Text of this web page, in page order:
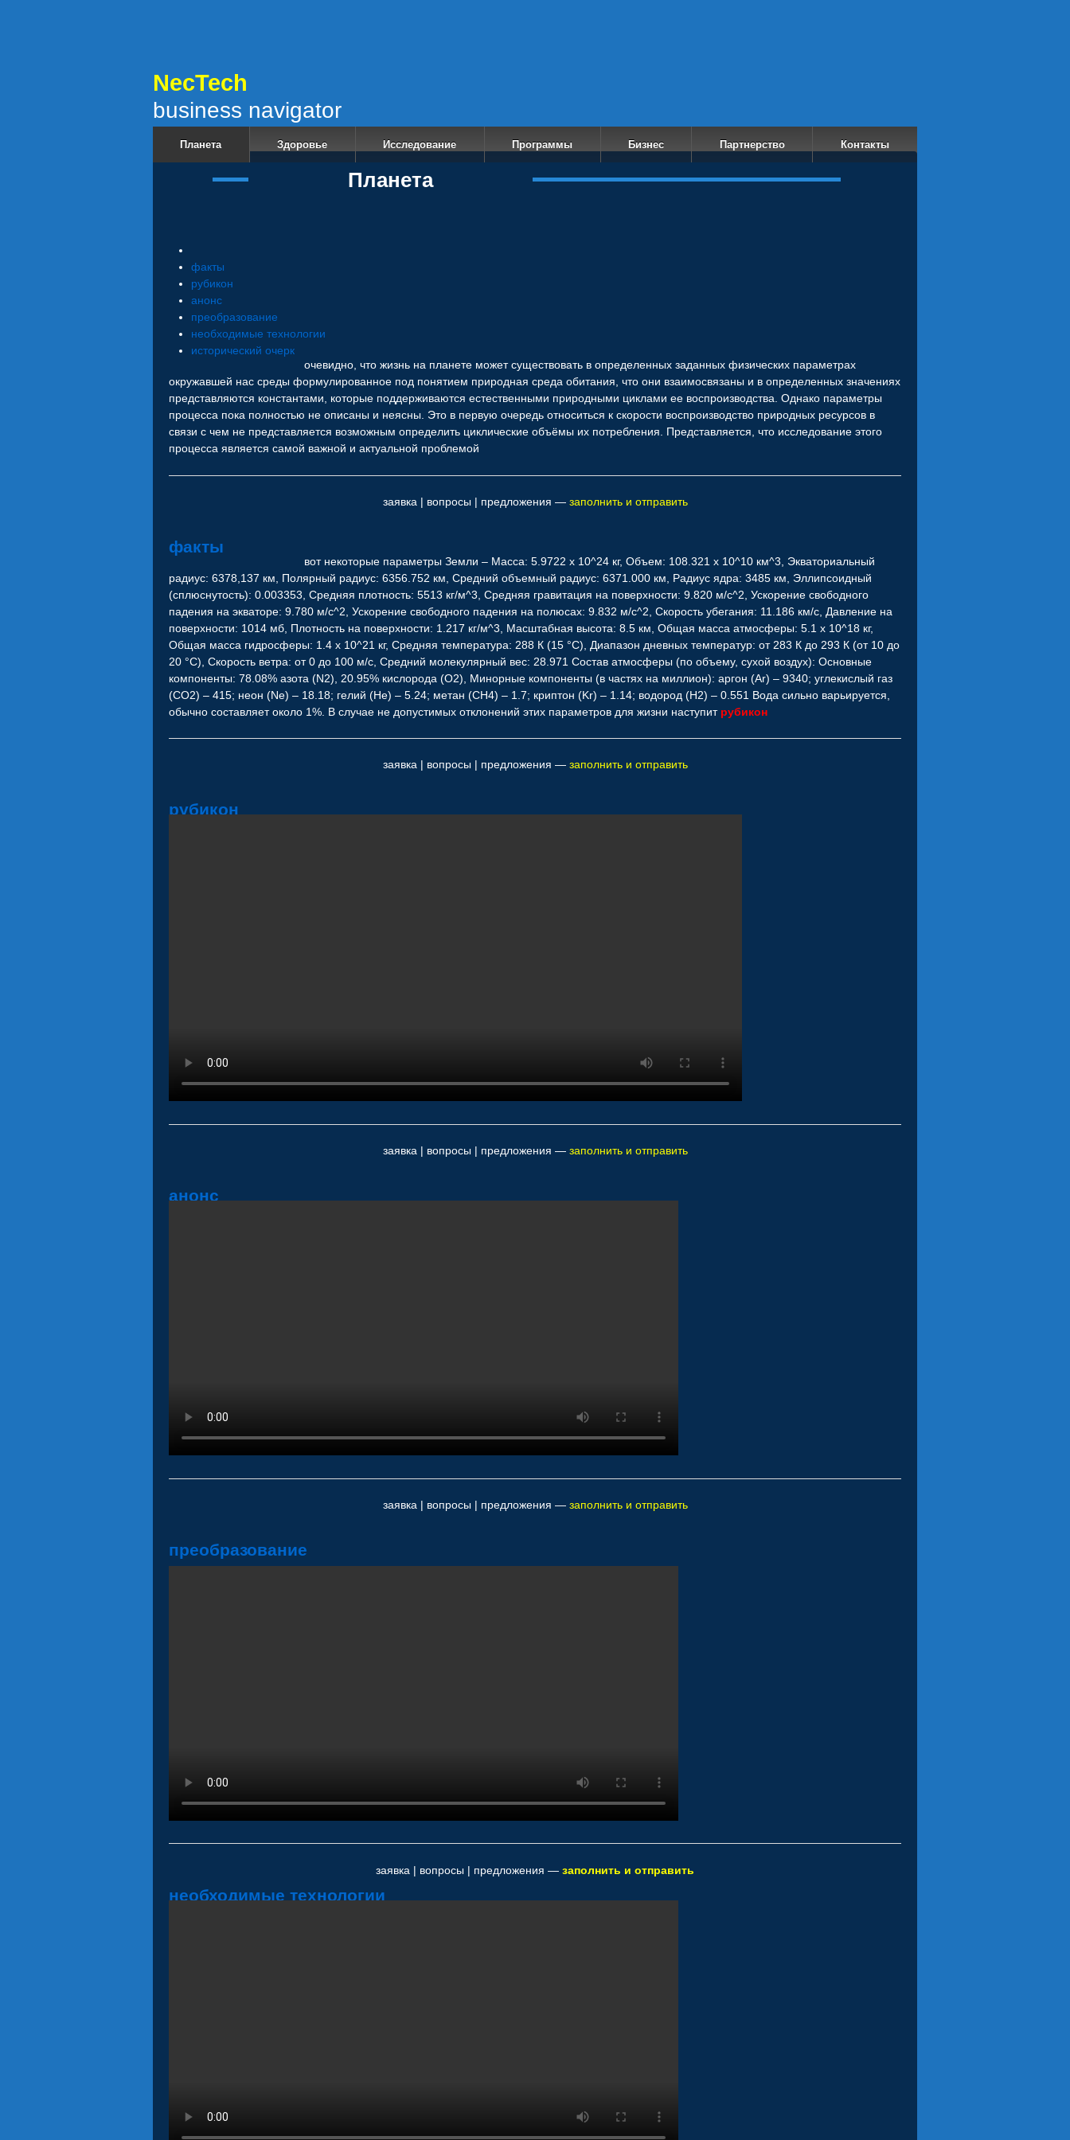
NecTech
business navigator
Планета Здоровье Исследование Программы Бизнес Партнерство Контакты
Планета
факты
рубикон
анонс
преобразование
необходимые технологии
исторический очерк
очевидно, что жизнь на планете может существовать в определенных заданных физических параметрах
окружавшей нас среды формулированное под понятием природная среда обитания, что они взаимосвязаны и в определенных значениях
представляются константами, которые поддерживаются естественными природными циклами ее воспроизводства. Однако параметры
процесса пока полностью не описаны и неясны. Это в первую очередь относиться к скорости воспроизводство природных ресурсов в
связи с чем не представляется возможным определить циклические объёмы их потребления. Представляется, что исследование этого
процесса является самой важной и актуальной проблемой
заявка | вопросы | предложения — заполнить и отправить
факты
вот некоторые параметры Земли – Масса: 5.9722 x 10^24 кг, Объем: 108.321 х 10^10 км^3, Экваториальный
радиус: 6378,137 км, Полярный радиус: 6356.752 км, Средний объемный радиус: 6371.000 км, Радиус ядра: 3485 км, Эллипсоидный
(сплюснутость): 0.003353, Средняя плотность: 5513 кг/м^3, Средняя гравитация на поверхности: 9.820 м/с^2, Ускорение свободного
падения на экваторе: 9.780 м/с^2, Ускорение свободного падения на полюсах: 9.832 м/с^2, Скорость убегания: 11.186 км/с, Давление на
поверхности: 1014 мб, Плотность на поверхности: 1.217 кг/м^3, Масштабная высота: 8.5 км, Общая масса атмосферы: 5.1 x 10^18 кг,
Общая масса гидросферы: 1.4 x 10^21 кг, Средняя температура: 288 К (15 °C), Диапазон дневных температур: от 283 К до 293 К (от 10 до
20 °C), Скорость ветра: от 0 до 100 м/с, Средний молекулярный вес: 28.971 Состав атмосферы (по объему, сухой воздух): Основные
компоненты: 78.08% азота (N2), 20.95% кислорода (O2), Минорные компоненты (в частях на миллион): аргон (Ar) – 9340; углекислый газ
(CO2) – 415; неон (Ne) – 18.18; гелий (He) – 5.24; метан (CH4) – 1.7; криптон (Kr) – 1.14; водород (H2) – 0.551 Вода сильно варьируется,
обычно составляет около 1%. В случае не допустимых отклонений этих параметров для жизни наступит рубикон
заявка | вопросы | предложения — заполнить и отправить
рубикон
заявка | вопросы | предложения — заполнить и отправить
анонс
заявка | вопросы | предложения — заполнить и отправить
преобразование
заявка | вопросы | предложения — заполнить и отправить
необходимые технологии